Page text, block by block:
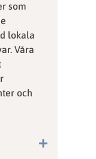
som
lokala
Våra
och